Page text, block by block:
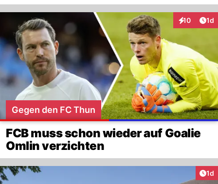
10 1d
Gegen den FC Thun
FCB muss schon wieder auf Goalie
Omlin verzichten
1d